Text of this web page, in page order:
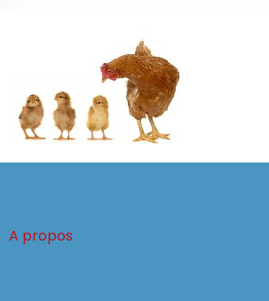
A propos